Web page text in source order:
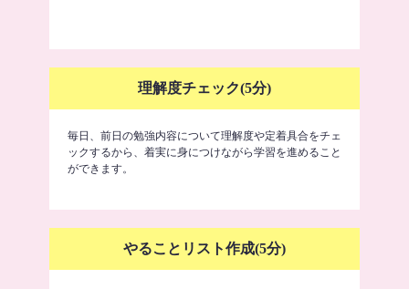
理解度チェック(5分)
毎日、前日の勉強内容について理解度や定着具合をチェ
ックするから、着実に身につけながら学習を進めること
ができます。
やることリスト作成(5分)